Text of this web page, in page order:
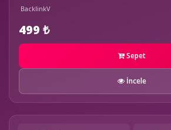
BacklinkV
499 ₺
Sepet
İncele